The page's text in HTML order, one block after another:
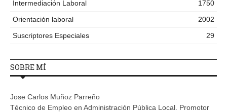
Intermediación Laboral
1750
Orientación laboral
2002
Suscriptores Especiales
29
SOBRE MÍ
Jose Carlos Muñoz Parreño
Técnico de Empleo en Administración Pública Local. Promotor